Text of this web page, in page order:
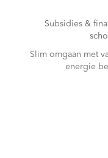
Subsidies &
Slim omgaan met
energie